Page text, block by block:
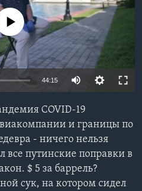
currently available
44:15
COVID-19
и границы по
- ничего нельзя
путинские поправки в
$ 5 за баррель?
сук, на котором сидел